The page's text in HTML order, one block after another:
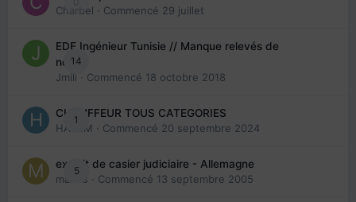
Charbel · Commencé 29 juillet
14
EDE Ingénieur Tunisie // Manque relevés de
note
Jmili · Commencé 18 octobre 2018
1
CHAUFFEUR TOUS CATEGORIES
HAZEM · Commencé 20 septembre 2024
5
extrait de casier judiciaire - Allemagne
maries · Commencé 13 septembre 2005